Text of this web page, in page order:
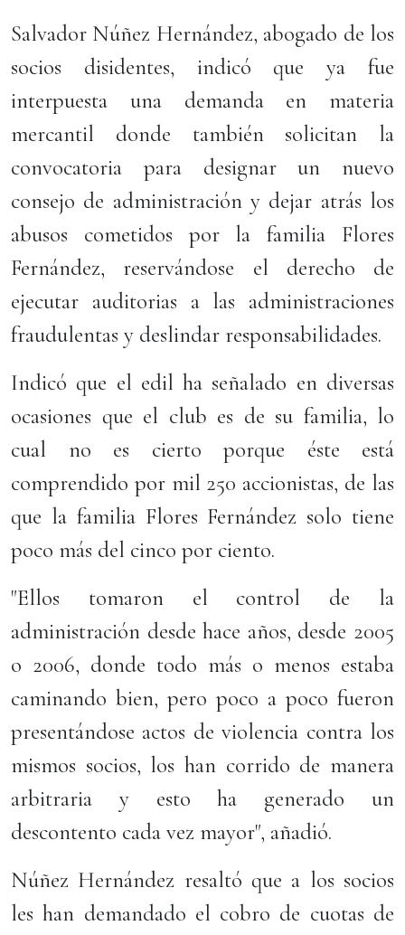
Salvador Núñez Hernández, abogado de los
socios disidentes, indicó que ya fue
interpuesta una demanda en materia
mercantil donde también solicitan la
convocatoria para designar un nuevo
consejo de administración y dejar atrás los
abusos cometidos por la familia Flores
Fernández, reservándose el derecho de
ejecutar auditorias a las administraciones
fraudulentas y deslindar responsabilidades.
Indicó que el edil ha señalado en diversas
ocasiones que el club es de su familia, lo
cual no es cierto porque éste está
comprendido por mil 250 accionistas, de las
que la familia Flores Fernández solo tiene
poco más del cinco por ciento.
"Ellos tomaron el control de la
administración desde hace años, desde 2005
o 2006, donde todo más o menos estaba
caminando bien, pero poco a poco fueron
presentándose actos de violencia contra los
mismos socios, los han corrido de manera
arbitraria y esto ha generado un
descontento cada vez mayor", añadió.
Núñez Hernández resaltó que a los socios
les han demandado el cobro de cuotas de